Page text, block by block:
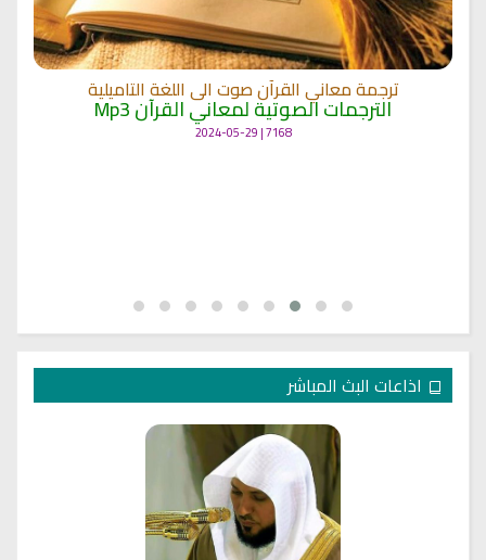
ترجمة معاني القرآن صوت الى اللغة التاميلية
الترجمات الصوتية لمعاني القرآن Mp3
7168 | 2024-05-29
اذاعات البث المباشر